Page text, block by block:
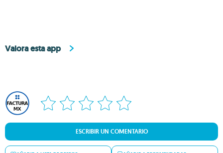
Valora esta app
ESCRIBIR UN COMENTARIO